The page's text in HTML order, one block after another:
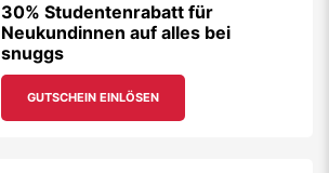
30% Studentenrabatt für
Neukundinnen auf alles bei
snuggs
GUTSCHEIN EINLÖSEN